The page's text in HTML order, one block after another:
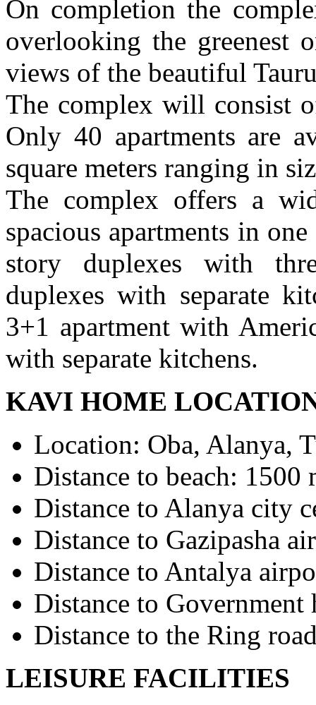
On completion the
overlooking the greenest
views of the beautiful
The complex will consist
Only 40 apartments are
square meters ranging in
The complex offers a
spacious apartments in
story duplexes with
duplexes with separate
3+1 apartment with
with separate kitchens.
KAVI HOME
Location: Oba, Alanya,
Distance to beach: 1500
Distance to Alanya city
Distance to Gazipasha
Distance to Antalya
Distance to
Distance to the Ring
LEISURE FACILITIES